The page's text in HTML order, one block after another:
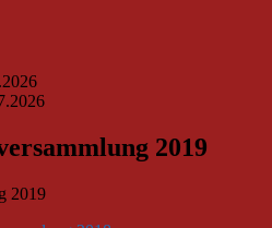
2019
2019